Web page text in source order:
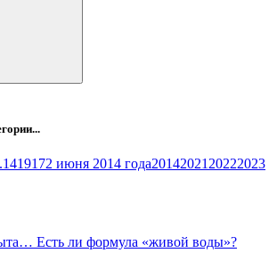
19172 июня 2014 года2014202120222023
Есть ли формула «живой воды»?